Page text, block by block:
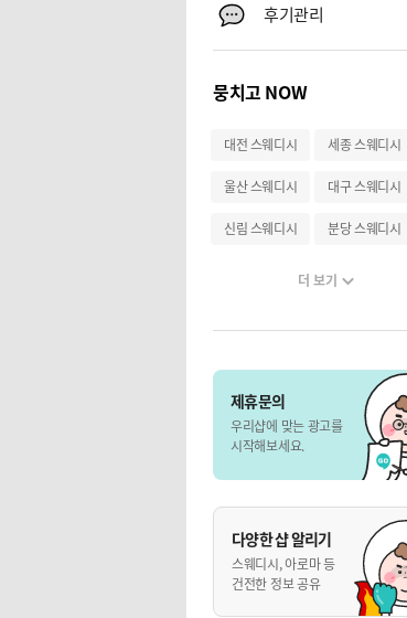
후기관리
뭉치고 NOW
대전 스웨디시 세종 스웨디시
울산 스웨디시 대구 스웨디시
신림 스웨디시 분당 스웨디시
더 보기
제휴문의
우리샵에 맞는 광고를
시작해보세요.
다양한 샵 알리기
스웨디시, 아로마 등
건전한 정보 공유